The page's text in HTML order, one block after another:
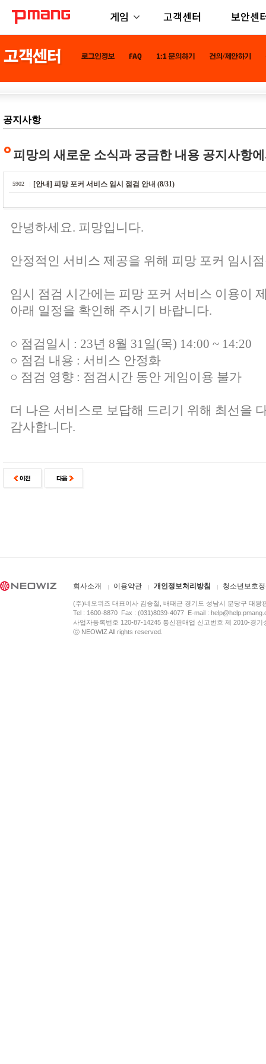
게임 고객센터 보안센
공지사항
피망의 새로운 소식과 궁금한 내용 공지사항
5902 [안내] 피망 포커 서비스 임시 점검 안내 (8/31)
안녕하세요. 피망입니다.
안정적인 서비스 제공을 위해 피망 포커 임시
임시 점검 시간에는 피망 포커 서비스 이용이
아래 일정을 확인해 주시기 바랍니다.
○ 점검일시 : 23년 8월 31일(목) 14:00 ~ 14:20
○ 점검 내용 : 서비스 안정화
○ 점검 영향 : 점검시간 동안 게임이용 불가
더 나은 서비스로 보답해 드리기 위해 최선을
감사합니다.
회사소개 이용약관 개인정보처리방침 청소년보호
(주)네오위즈 대표이사 김승철, 배태근 경기도 성남시 분당구 대왕
Tel : 1600-8870 Fax : (031)8039-4077 E-mail :
사업자등록번호 120-87-14245 통신판매업 신고번호 제 2010-경
ⓒ NEOWIZ All rights reserved.